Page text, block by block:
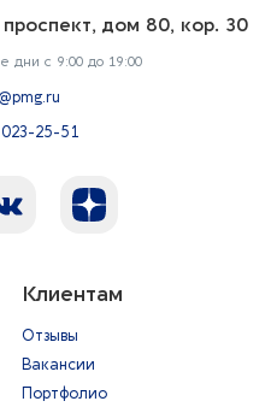
дом 80, кор. 30
дни с 9:00 до 19:00
25-51
Клиентам
Отзывы
Вакансии
Портфолио